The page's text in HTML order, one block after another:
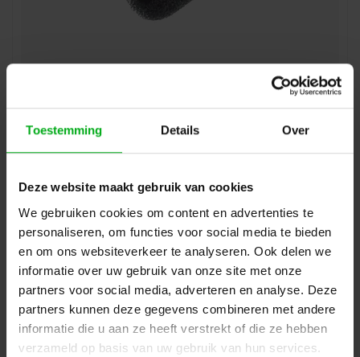
Toestemming Details Over
Deze website maakt gebruik van cookies
We gebruiken cookies om content en advertenties te
personaliseren, om functies voor social media te bieden
en om ons websiteverkeer te analyseren. Ook delen we
informatie over uw gebruik van onze site met onze
partners voor social media, adverteren en analyse. Deze
partners kunnen deze gegevens combineren met andere
informatie die u aan ze heeft verstrekt of die ze hebben
verzameld op basis van uw gebruik van hun services.
JAG-microphones | 801092 | Windsock | Plopkap | voor
Direct leverbaar
Login voor prijzen